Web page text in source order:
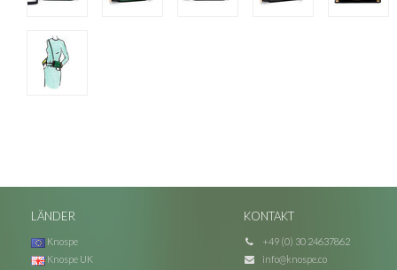
LÄNDER
Knospe
Knospe UK
KONTAKT
+49 (0) 30 24637862
info@knospe.co